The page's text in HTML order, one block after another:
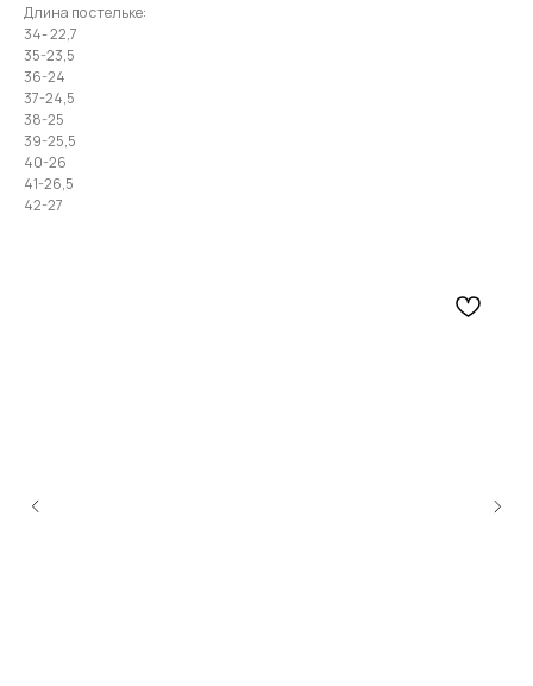
Нажимая на кнопку, вы даете согласие на обработку своих
Длина по стельке:
34- 22,7
35-23,5
36-24
37-24,5
38-25
39-25,5
40-26
41-26,5
42-27